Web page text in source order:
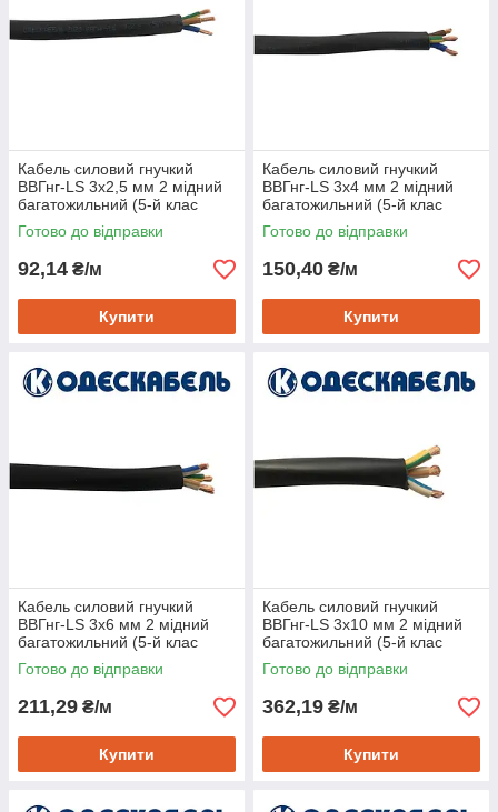
Кабель силовий гнучкий
ВВГнг-LS 3х2,5 мм 2 мідний
багатожильний (5-й клас
гнучкості), Одескабель
Готово до відправки
92,14 ₴/м
Купити
Кабель силовий гнучкий
ВВГнг-LS 3х4 мм 2 мідний
багатожильний (5-й клас
гнучкості), Одескабель
Готово до відправки
150,40 ₴/м
Купити
Кабель силовий гнучкий
ВВГнг-LS 3х6 мм 2 мідний
багатожильний (5-й клас
гнучкості), Одескабель
Готово до відправки
211,29 ₴/м
Купити
Кабель силовий гнучкий
ВВГнг-LS 3х10 мм 2 мідний
багатожильний (5-й клас
гнучкості), Одескабель
Готово до відправки
362,19 ₴/м
Купити